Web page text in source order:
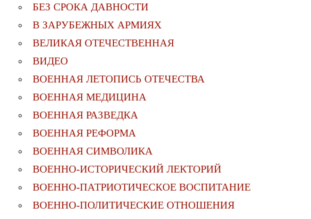
БЕЗ СРОКА ДАВНОСТИ
В ЗАРУБЕЖНЫХ АРМИЯХ
ВЕЛИКАЯ ОТЕЧЕСТВЕННАЯ
ВИДЕО
ВОЕННАЯ ЛЕТОПИСЬ ОТЕЧЕСТВА
ВОЕННАЯ МЕДИЦИНА
ВОЕННАЯ РАЗВЕДКА
ВОЕННАЯ РЕФОРМА
ВОЕННАЯ СИМВОЛИКА
ВОЕННО-ИСТОРИЧЕСКИЙ ЛЕКТОРИЙ
ВОЕННО-ПАТРИОТИЧЕСКОЕ ВОСПИТАНИЕ
ВОЕННО-ПОЛИТИЧЕСКИE ОТНОШЕНИЯ